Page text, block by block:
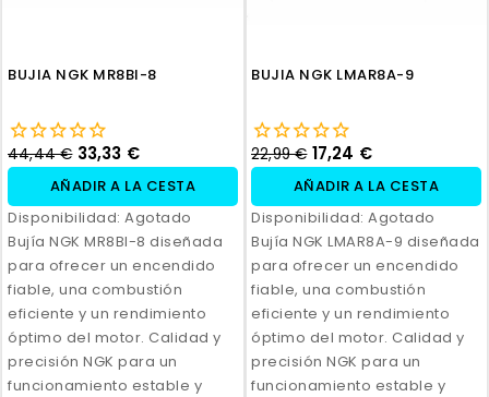
BUJIA NGK MR8BI-8
44,44 € 33,33 €
AÑADIR A LA CESTA
Disponibilidad: Agotado
Bujía NGK MR8BI-8 diseñada
para ofrecer un encendido
fiable, una combustión
eficiente y un rendimiento
óptimo del motor. Calidad y
precisión NGK para un
funcionamiento estable y
BUJIA NGK LMAR8A-9
22,99 € 17,24 €
AÑADIR A LA CESTA
Disponibilidad: Agotado
Bujía NGK LMAR8A-9 diseñada
para ofrecer un encendido
fiable, una combustión
eficiente y un rendimiento
óptimo del motor. Calidad y
precisión NGK para un
funcionamiento estable y